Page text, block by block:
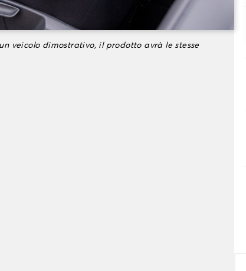
veicolo dimostrativo, il prodotto avrà le stesse